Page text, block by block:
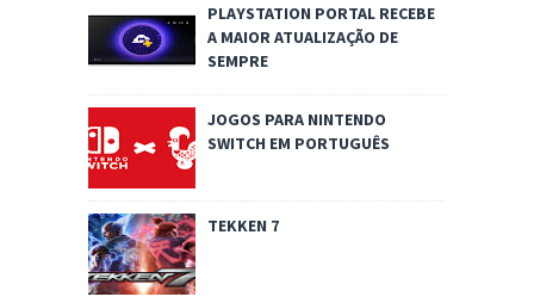
PLAYSTATION PORTAL RECEBE
A MAIOR ATUALIZAÇÃO DE
SEMPRE
JOGOS PARA NINTENDO
SWITCH EM PORTUGUÊS
TEKKEN 7